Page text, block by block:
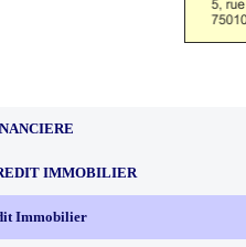
IMMOBILIER
Immobilier